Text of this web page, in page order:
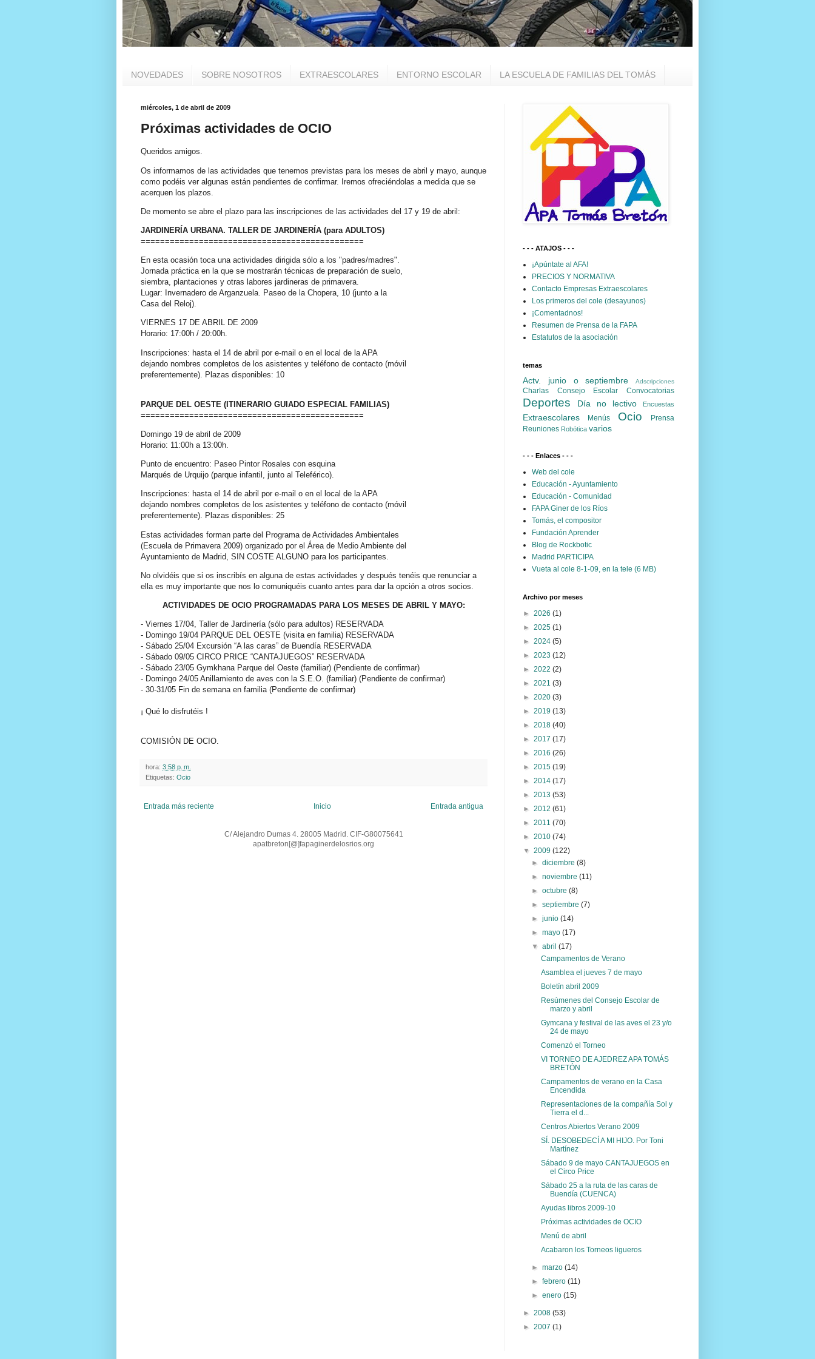
NOVEDADES SOBRE NOSOTROS EXTRAESCOLARES ENTORNO ESCOLAR LA ESCUELA DE FAMILIAS DEL TOMÁS
miércoles, 1 de abril de 2009
Próximas actividades de OCIO
Queridos amigos.
Os informamos de las actividades que tenemos previstas para los meses de abril y mayo, aunque
como podéis ver algunas están pendientes de confirmar. Iremos ofreciéndolas a medida que se
acerquen los plazos.
De momento se abre el plazo para las inscripciones de las actividades del 17 y 19 de abril:
JARDINERÍA URBANA. TALLER DE JARDINERÍA (para ADULTOS)
==============================================
En esta ocasión toca una actividades dirigida sólo a los "padres/madres".
Jornada práctica en la que se mostrarán técnicas de preparación de suelo,
siembra, plantaciones y otras labores jardineras de primavera.
Lugar: Invernadero de Arganzuela. Paseo de la Chopera, 10 (junto a la
Casa del Reloj).
VIERNES 17 DE ABRIL DE 2009
Horario: 17:00h / 20:00h.
Inscripciones: hasta el 14 de abril por e-mail o en el local de la APA
dejando nombres completos de los asistentes y teléfono de contacto (móvil
preferentemente). Plazas disponibles: 10
PARQUE DEL OESTE (ITINERARIO GUIADO ESPECIAL FAMILIAS)
==============================================
Domingo 19 de abril de 2009
Horario: 11:00h a 13:00h.
Punto de encuentro: Paseo Pintor Rosales con esquina
Marqués de Urquijo (parque infantil, junto al Teleférico).
Inscripciones: hasta el 14 de abril por e-mail o en el local de laAPA
dejando nombres completos de los asistentes y teléfono de contacto (móvil
preferentemente). Plazas disponibles: 25
Estas actividades forman parte del Programa de Actividades Ambientales
(Escuela de Primavera 2009) organizado por el Área de Medio Ambiente del
Ayuntamiento de Madrid, SIN COSTE ALGUNO para los participantes.
No olvidéis que si os inscribís en alguna de estas actividades y después tenéis que renunciar a
ella es muy importante que nos lo comuniquéis cuanto antes para dar la opción a otros socios.
ACTIVIDADES DE OCIO PROGRAMADAS PARA LOS MESES DE ABRIL Y MAYO:
- Viernes 17/04, Taller de Jardinería (sólo para adultos) RESERVADA
- Domingo 19/04 PARQUE DEL OESTE (visita en familia) RESERVADA
- Sábado 25/04 Excursión “A las caras” de BuendíaRESERVADA
- Sábado 09/05 CIRCO PRICE “CANTAJUEGOS” RESERVADA
- Sábado 23/05 GymkhanaParque del Oeste (familiar) (Pendiente de confirmar)
- Domingo 24/05 Anillamiento de aves con la S.E.O. (familiar) (Pendiente de confirmar)
- 30-31/05 Fin de semana en familia (Pendiente de confirmar)
¡ Qué lo disfrutéis !
COMISIÓN DE OCIO.
hora: 3:58 p. m.
Etiquetas: Ocio
Entrada más reciente Entrada antigua
Inicio
C/ Alejandro Dumas 4. 28005 Madrid. CIF-G80075641
apatbreton[@]fapaginerdelosrios.org
- - - ATAJOS - - -
¡Apúntate al AFA!
PRECIOS Y NORMATIVA
Contacto Empresas Extraescolares
Los primeros del cole (desayunos)
¡Comentadnos!
Resumen de Prensa de la FAPA
Estatutos de la asociación
temas
Actv. junio o septiembre Adscripciones
Charlas Consejo Escolar Convocatorias
Deportes Día no lectivo Encuestas
Extraescolares Menús Ocio
Prensa
Reuniones Robótica varios
- - - Enlaces - - -
Web del cole
Educación - Ayuntamiento
Educación - Comunidad
FAPA Giner de los Ríos
Tomás, el compositor
Fundación Aprender
Blog de Rockbotic
Madrid PARTICIPA
Vueta al cole 8-1-09, en la tele (6 MB)
Archivo por meses
► 2026 (1)
► 2025 (1)
► 2024 (5)
► 2023 (12)
► 2022 (2)
► 2021 (3)
► 2020 (3)
► 2019 (13)
► 2018 (40)
► 2017 (17)
► 2016 (26)
► 2015 (19)
► 2014 (17)
► 2013 (53)
► 2012 (61)
► 2011 (70)
► 2010 (74)
▼ 2009 (122)
►diciembre(8)
►noviembre(11)
►octubre(8)
►septiembre(7)
►junio(14)
►mayo(17)
▼abril(17)
Campamentos de Verano
Asamblea el jueves 7 de mayo
Boletín abril 2009
Resúmenes del Consejo Escolar de
marzo y abril
Gymcana y festival de las aves el 23 y/o
24 de mayo
Comenzó el Torneo
VI TORNEO DE AJEDREZ APA TOMÁS
BRETÓN
Campamentos de verano en la Casa
Encendida
Representaciones de la compañía Sol y
Tierra el d...
Centros Abiertos Verano 2009
SÍ. DESOBEDECÍ A MI HIJO. Por Toni
Martínez
Sábado 9 de mayo CANTAJUEGOS en
el Circo Price
Sábado 25 a la ruta de las caras de
Buendía (CUENCA)
Ayudas libros 2009-10
Próximas actividades de OCIO
Menú de abril
Acabaron los Torneos ligueros
►marzo(14)
►febrero(11)
►enero(15)
► 2008 (53)
► 2007 (1)